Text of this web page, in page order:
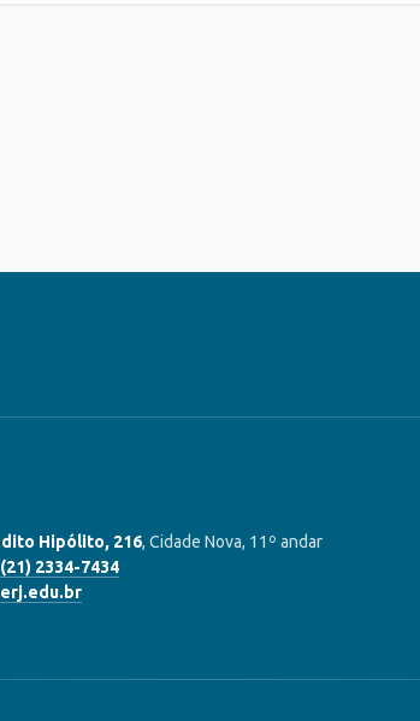
Hipólito, 216, Cidade Nova, 11º andar
(21) 2334-7434